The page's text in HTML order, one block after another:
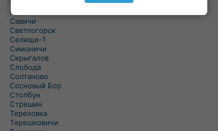
Рогинь
Рудня
Савичи
Светлогорск
Селище-1
Симоничи
Скрыгалов
Слобода
Солтаново
Сосновый Бор
Столбун
Стрешин
Тереховка
Терешковичи